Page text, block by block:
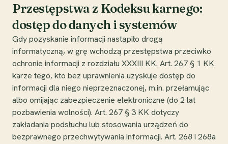
Przestępstwa z Kodeksu karnego:
dostęp do danych i systemów
Gdy pozyskanie informacji nastąpiło drogą
informatyczną, w grę wchodzą przestępstwa przeciwko
ochronie informacji z rozdziału XXXIII KK. Art. 267 § 1 KK
karze tego, kto bez uprawnienia uzyskuje dostęp do
informacji dla niego nieprzeznaczonej, m.in. przełamując
albo omijając zabezpieczenie elektroniczne (do 2 lat
pozbawienia wolności). Art. 267 § 3 KK dotyczy
zakładania podsłuchu lub stosowania urządzeń do
bezprawnego przechwytywania informacji. Art. 268 i 268a